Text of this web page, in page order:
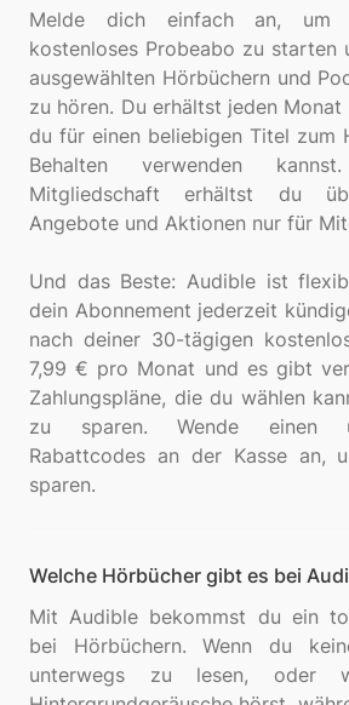
Melde dich einfach an, um
kostenloses Probeabo zu starten
ausgewählten Hörbüchern und
zu hören. Du erhältst jeden Monat
du für einen beliebigen Titel zum
Behalten verwenden
Mitgliedschaft erhältst du
Angebote und Aktionen nur für
Und das Beste: Audible ist
dein Abonnement jederzeit
nach deiner 30-tägigen
7,99 € pro Monat und es gibt
Zahlungspläne, die du wählen
zu sparen. Wende einen
Rabattcodes an der Kasse an,
Welche Hörbücher gibt es bei
Mit Audible bekommst du ein
bei Hörbüchern. Wenn du
unterwegs zu lesen, oder